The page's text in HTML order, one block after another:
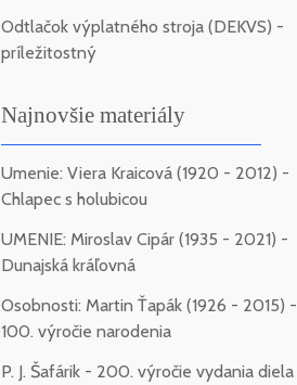
Odtlačok výplatného stroja (DEKVS) -
príležitostný
Najnovšie materiály
Umenie: Viera Kraicová (1920 - 2012) -
Chlapec s holubicou
UMENIE: Miroslav Cipár (1935 - 2021) -
Dunajská kráľovná
Osobnosti: Martin Ťapák (1926 - 2015) -
100. výročie narodenia
P. J. Šafárik - 200. výročie vydania diela